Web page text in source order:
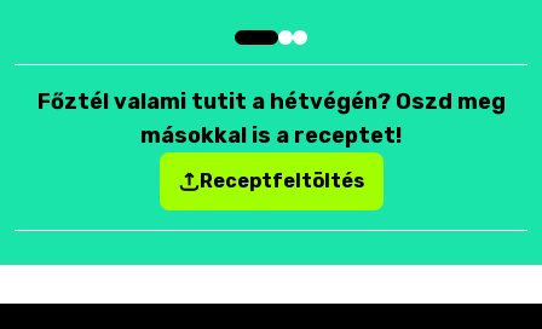
Főztél valami tutit a hétvégén? Oszd meg
másokkal is a receptet!
Receptfeltöltés